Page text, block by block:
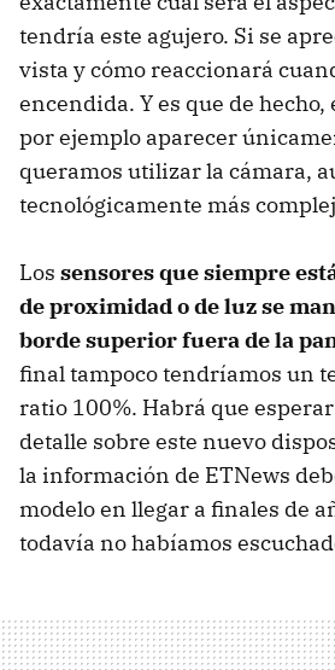
tendría este agujero. Si se
vista y cómo reaccionará
encendida. Y es que de
por ejemplo aparecer
queramos utilizar la cámara,
tecnológicamente más
Los sensores que siempre
de proximidad o de luz se
borde superior fuera de la
final tampoco tendríamos un
ratio 100%. Habrá que
detalle sobre este nuevo
la información de ETNews
modelo en llegar a finales de
todavía no habíamos